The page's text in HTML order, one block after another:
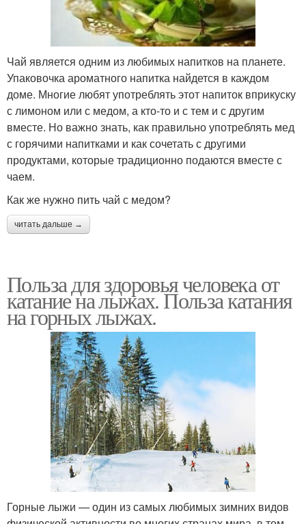
Чай является одним из любимых напитков на планете.
Упаковочка ароматного напитка найдется в каждом
доме. Многие любят употреблять этот напиток вприкуску
с лимоном или с медом, а кто-то и с тем и с другим
вместе. Но важно знать, как правильно употреблять мед
с горячими напитками и как сочетать с другими
продуктами, которые традиционно подаются вместе с
чаем.
Как же нужно пить чай с медом?
читать дальше →
Польза для здоровья человека от
катание на лыжах. Польза катания
на горных лыжах.
Горные лыжи — один из самых любимых зимних видов